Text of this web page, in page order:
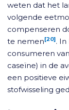
weten dat het
volgende
compenseren
te nemen[20].
consumeren
caseïne) in de
een positieve
stofwisseling